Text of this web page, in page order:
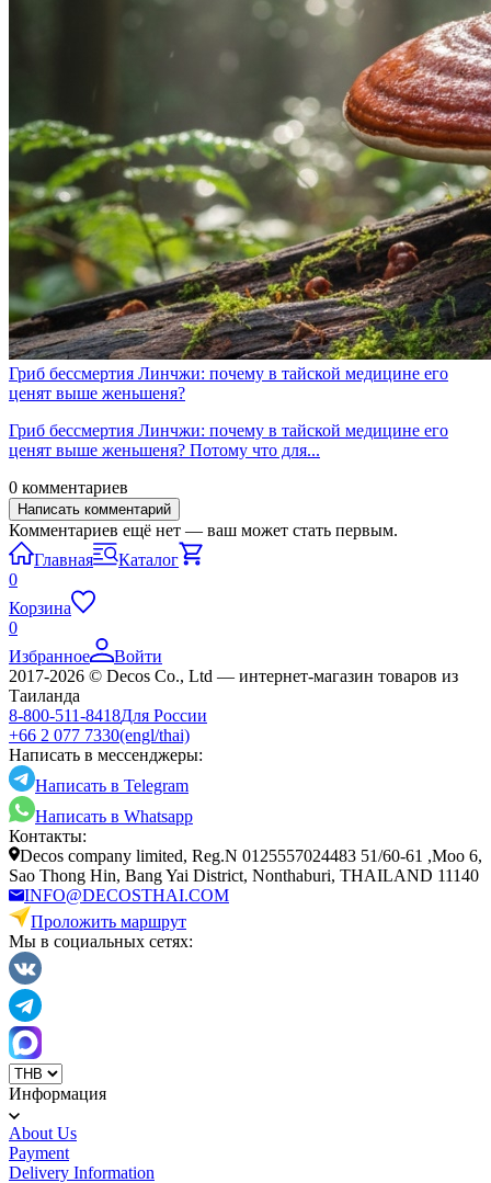
Гриб бессмертия Линчжи: почему в тайской медицине его
ценят выше женьшеня?
Гриб бессмертия Линчжи: почему в тайской медицине его
ценят выше женьшеня? Потому что для...
0 комментариев
Написать комментарий
Комментариев ещё нет — ваш может стать первым.
Главная
Каталог
0
Корзина
0
Избранное
Войти
2017-2026 © Decos Co., Ltd — интернет-магазин товаров из
Таиланда
8-800-511-8418Для России
+66 2 077 7330(engl/thai)
Написать в мессенджеры:
Написать в Telegram
Написать в Whatsapp
Контакты:
Decos company limited, Reg.N 0125557024483 51/60-61 ,Moo 6,
Sao Thong Hin, Bang Yai District, Nonthaburi, THAILAND 11140
INFO@DECOSTHAI.COM
Проложить маршрут
Мы в социальных сетях:
Информация
About Us
Payment
Delivery Information